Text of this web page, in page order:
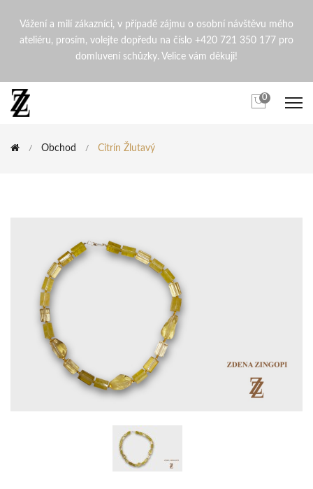
Citrín žlutavý |
Vážení a milí zákazníci, v případě zájmu o osobní návštěvu mého
ateliéru, prosím, volejte dopředu na číslo +420 721 350 177 pro
domluvení schůzky. Velice vám děkuji!
0
Obchod Citrín Žlutavý